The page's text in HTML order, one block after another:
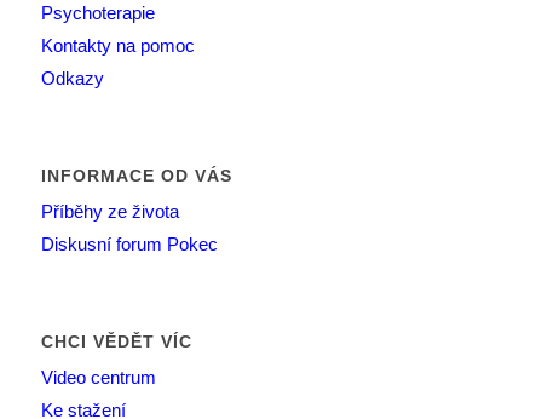
Psychoterapie
Kontakty na pomoc
Odkazy
INFORMACE OD VÁS
Příběhy ze života
Diskusní forum Pokec
CHCI VĚDĚT VÍC
Video centrum
Ke stažení